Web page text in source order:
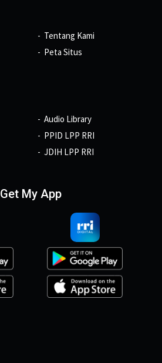
Tentang Kami
Peta Situs
Audio Library
PPID LPP RRI
JDIH LPP RRI
Get My App